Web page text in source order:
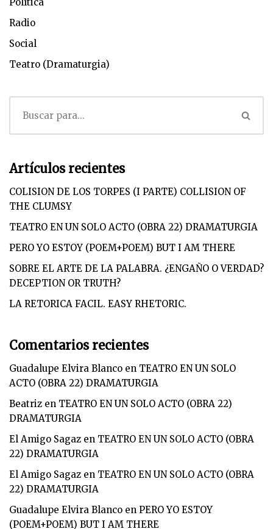
Radio
Social
Teatro (Dramaturgia)
Artículos recientes
COLISION DE LOS TORPES (I PARTE) COLLISION OF
THE CLUMSY
TEATRO EN UN SOLO ACTO (OBRA 22) DRAMATURGIA
PERO YO ESTOY (POEM+POEM) BUT I AM THERE
SOBRE EL ARTE DE LA PALABRA. ¿ENGAÑO O VERDAD?
DECEPTION OR TRUTH?
LA RETORICA FACIL. EASY RHETORIC.
Comentarios recientes
Guadalupe Elvira Blanco en TEATRO EN UN SOLO
ACTO (OBRA 22) DRAMATURGIA
Beatriz en TEATRO EN UN SOLO ACTO (OBRA 22)
DRAMATURGIA
El Amigo Sagaz en TEATRO EN UN SOLO ACTO (OBRA
22) DRAMATURGIA
El Amigo Sagaz en TEATRO EN UN SOLO ACTO (OBRA
22) DRAMATURGIA
Guadalupe Elvira Blanco en PERO YO ESTOY
(POEM+POEM) BUT I AM THERE